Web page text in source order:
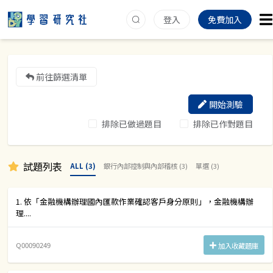
登入 免費加入
前往篩選清單
排除已做過題目 排除已作對題目
開始測驗
試題列表 ALL (3) 銀行內部控制與內部稽核 (3) 單選 (3)
1. 依「金融機構辦理國內匯款作業確認客戶身分原則」，金融機構辦
理....
Q00090249 加入收藏題庫